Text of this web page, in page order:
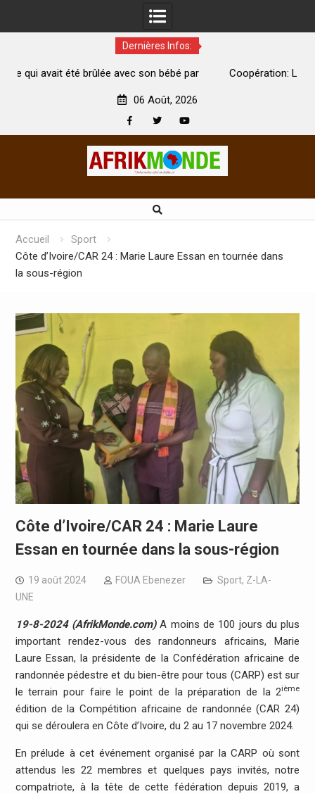
Dernières Infos:
bébé par
Coopération: Le ministre Indien Kirti Vardhan
06 Août, 2026
Accueil
Sport
Côte d’Ivoire/CAR 24 : Marie Laure Essan en tournée dans
la sous-région
Côte d’Ivoire/CAR 24 : Marie Laure
Essan en tournée dans la sous-région
19 août 2024 FOUA Ebenezer Sport, Z-LA-
UNE
19-8-2024 (AfrikMonde.com)A moins de 100 jours du plus
important rendez-vous des randonneurs africains, Marie
Laure Essan, la présidente de la Confédération africaine de
randonnée pédestre et du bien-être pour tous (CARP) est sur
le terrain pour faire le point de la préparation de la 2ième
édition de la Compétition africaine de randonnée (CAR 24)
qui se déroulera en Côte d’Ivoire, du 2 au 17 novembre 2024.
En prélude à cet événement organisé par la CARP où sont
attendus les 22 membres et quelques pays invités, notre
compatriote, à la tête de cette fédération depuis 2019, a